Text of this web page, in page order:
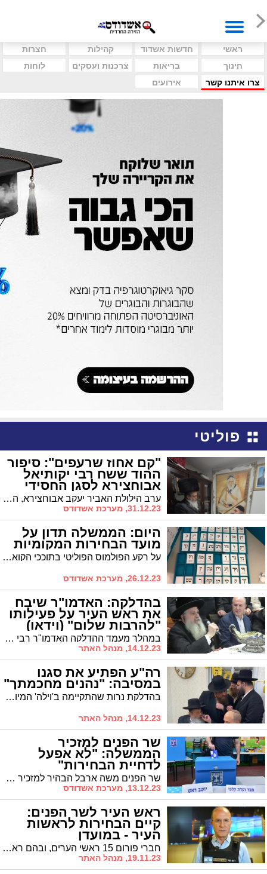
ראשי חדשות אשדוד קהילות
חצרות
חינוך
בריאות צרכנות ועסקים
לוחות
צרו איתנו קשר
אירועים
פוליטי
"קם אחוז שרעפים": סיפור
ההוד ששח רבי יקותיאל
אבוחצירא לסגן החסידי
ערב הילולת האביר יעקב אבוחצירא, הגיע סגר"ע אשדוד הרב יחיאל וינגרטן לבית האדמו"ר רבי יקותיאל אבוחצירא ושמע מפיו מעשה נורא על תפילת סביו להצלת ארץ ישראל מהנאצים, כשהאדמו"ר מוסיף: "בזכותו יבטלו גם עתה כל הגזירות"
31.12.23, מערכת אשדודס
היום: הממשלה תדון על
מועד הבחירות המקומיות
על רקע הפולמוס הפוליטי בתוככי הקואליציה, הממשלה צפויה היום לדון בשאלת מועד הבחירות ברשויות המקומיות. הדיון הלילי שהתקיים בלשכת ראש הממשלה הסתיים ללא מסקנות
26.12.23, מערכת אשדודס
בהדלקה: האדמו"ר שיבח
את ראש העיר על פעילותו
"להרבות שלום" (וידאו)
במהלך מעמד ההדלקה האדמו"ר רבי רפאל אבוחצירא שיבח את ראש העיר ד"ר יחיאל לסרי שנכח לצידו: "פועל להרבות שלום בין התושבים"
14.12.23, מנהל האתר
רה"ע הפתיע את סגנו
במסיבה: "נהנים מחכמתך"
בהדלקת נרות שהתקיימה ב'וילה' המיועדת ליתומי חסידות גור, הפתיע ראש העיר בבואו והוא החמיא לסגנו
14.12.23, מנהל האתר
שר הפנים למזכיר
הממשלה: "לא אפעל
לדחיית הבחירות"
שר הפנים משה ארבל הבהיר למזכיר הממשלה יוסי פוקס כי ״קיימת התנגדות מובהקת בקואליציה ובמחנה הממלכתי לדחיית הבחירות. אין לדחייה זו היתכנות. בנסיבות אלו מצאתי כאמור שלא לפעול לדחייתן"
13.12.23, מערכת אשדודס
ראש העיר לשר הפנים:
קיים הבחירות לראשות
העיר - במועדן
חברי פורום 15 ראשי הערים, ובהם ראש העיר ד"ר לסרי, פנו לשר הפנים בדרישה לקיים את הבחירות במועדן - ב30.01
19.11.23, מנהל האתר